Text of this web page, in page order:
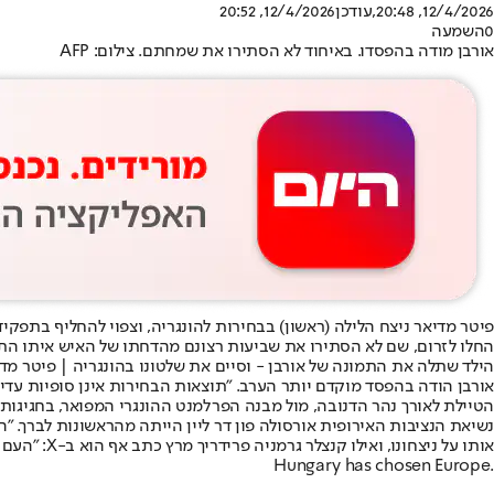
12/4/2026, 20:48
,עודכן12/4/2026, 20:52
0השמעה
אורבן מודה בהפסדו. באיחוד לא הסתירו את שמחתם. צילום: AFP
פיטר מדיאר ניצח הלילה (ראשון) בבחירות להונגריה
החלו לזרום, שם לא הסתירו את שביעות רצונם מהדחתו של האיש איתו
הילד שתלה את התמונה של אורבן - וסיים את שלטונו בהונגריה | פיטר
אורבן הודה בהפסד מוקדם יותר הערב. ״תוצאות הבחירות אינן סופיות
הטיילת לאורך נהר הדנובה, מול מבנה הפרלמנט ההונגרי המפואר,
אותו על ניצחונו, ואילו קנצלר גרמניה פרידריך מרץ כתב אף הוא ב-X: ״העם ההונגרי החליט. ברכות חמות על הצלחתך. מצפה לעבוד יחד איתך לטובת אירופה חזקה, בטוחה ומאוחדת".
Hungary has chosen Europe.